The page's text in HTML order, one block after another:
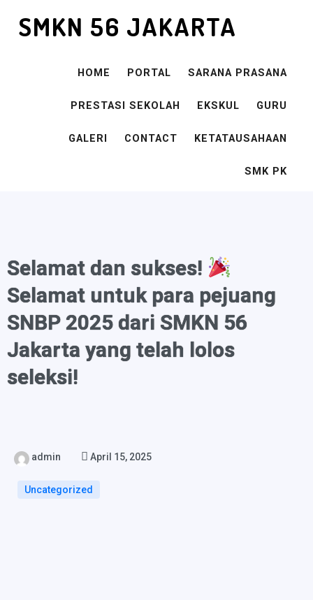
SMKN 56 JAKARTA
HOME PORTAL SARANA PRASANA
PRESTASI SEKOLAH EKSKUL GURU
GALERI CONTACT KETATAUSAHAAN
SMK PK
Selamat dan sukses!
Selamat untuk para pejuang
SNBP 2025 dari SMKN 56
Jakarta yang telah lolos
seleksi!
admin April 15, 2025
Uncategorized